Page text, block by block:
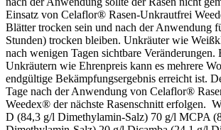
Einsatz von Celaflor® Rasen-Unkrautfrei
Blätter trocken sein und nach der Anwendung
Stunden) trocken bleiben. Unkräuter wie
nach wenigen Tagen sichtbare Veränderungen.
Unkräutern wie Ehrenpreis kann es mehrere
endgültige Bekämpfungsergebnis erreicht ist.
Tage nach der Anwendung von Celaflor®
Weedex® der nächste Rasenschnitt erfolgen.
D (84,3 g/l Dimethylamin-Salz) 70 g/l MCPA